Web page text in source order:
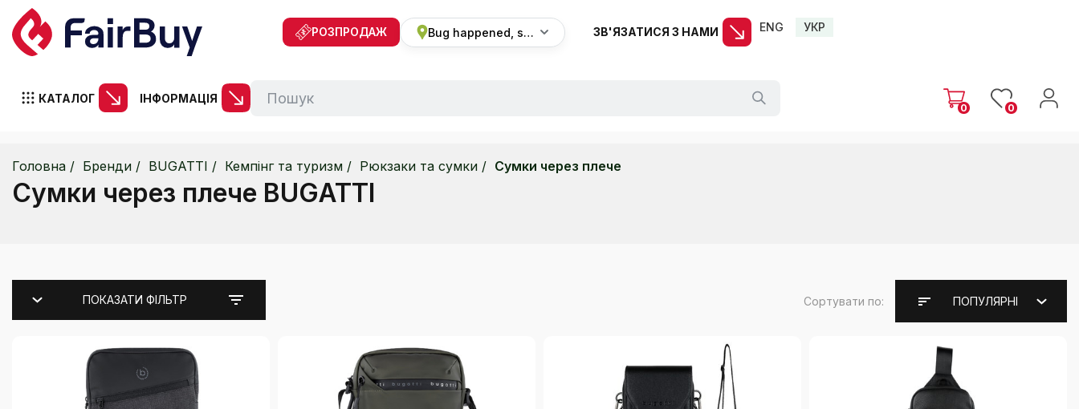
РОЗПРОДАЖ Bug happened, sorry ЗВ'ЯЗАТИСЯ З НАМИ ENG УКР
КАТАЛОГ ІНФОРМАЦІЯ
0 0
Головна Бренди BUGATTI Кемпінг та туризм Рюкзаки та сумки Сумки через плече
Сумки через плече BUGATTI
ПОКАЗАТИ ФІЛЬТР Сортувати по: ПОПУЛЯРНІ